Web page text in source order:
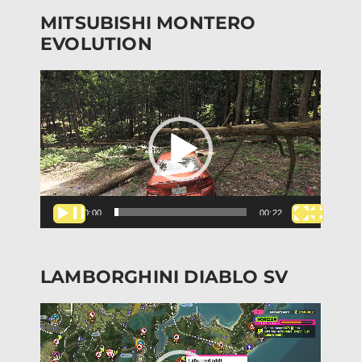
MITSUBISHI MONTERO
EVOLUTION
Lecteur
vidéo
00:00 00:22
LAMBORGHINI DIABLO SV
Lecteur
vidéo